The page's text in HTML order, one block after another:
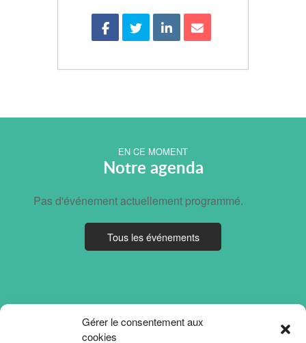
Gérer le consentement aux
cookies
EN CE MOMENT
Notre agenda
Pas d'événement actuellement programmé.
Tous les événements